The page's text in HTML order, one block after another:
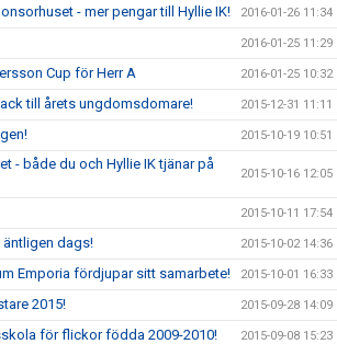
- mer pengar till Hyllie IK! 2016-01-26 11:34
2016-01-25 11:29
Cup för Herr A 2016-01-25 10:32
till årets ungdomsdomare! 2015-12-31 11:11
2015-10-19 10:51
- både du och Hyllie IK tjänar på
2015-10-16 12:05
2015-10-11 17:54
äntligen dags! 2015-10-02 14:36
Emporia fördjupar sitt samarbete! 2015-10-01 16:33
2015! 2015-09-28 14:09
för flickor födda 2009-2010! 2015-09-08 15:23